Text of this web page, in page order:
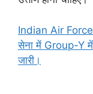
Indian Air Force
सेना में Group-Y में
जारी।